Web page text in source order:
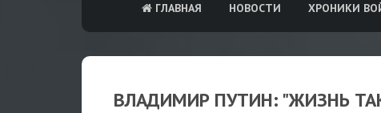
ГЛАВНАЯ НОВОСТИ ХРОНИКИ
ВЛАДИМИР ПУТИН: "ЖИЗНЬ